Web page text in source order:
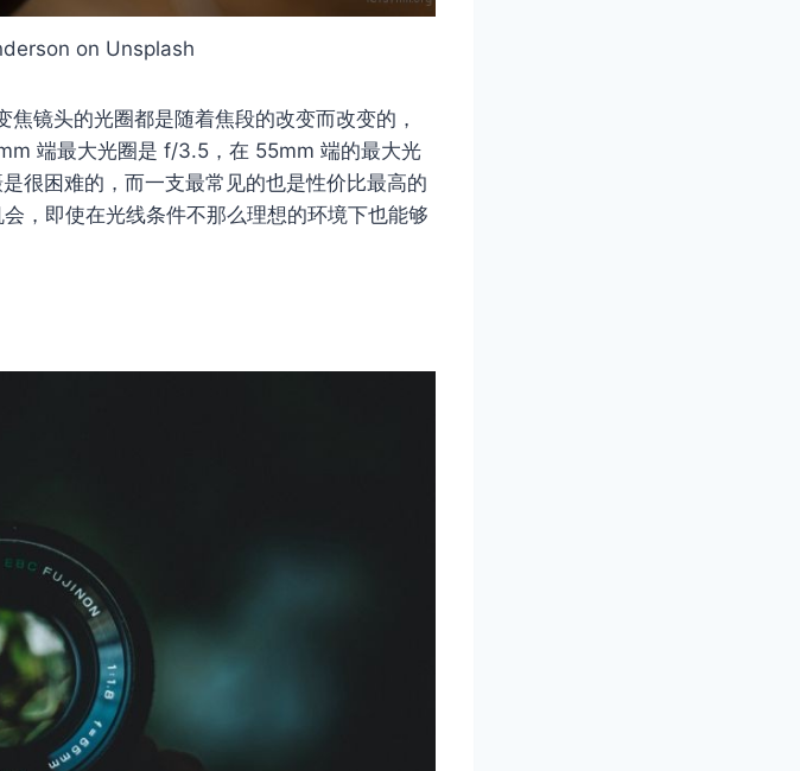
on Unsplash
镜头的光圈都是随着焦段的改变而改变的，
端最大光圈是 f/3.5，在 55mm 端的最大光
很困难的，而一支最常见的也是性价比最高的
，即使在光线条件不那么理想的环境下也能够